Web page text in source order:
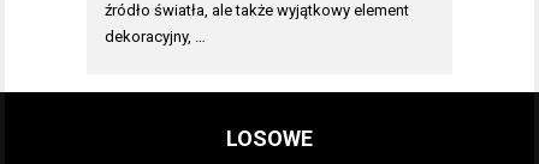
źródło światła, ale także wyjątkowy element
dekoracyjny, …
LOSOWE